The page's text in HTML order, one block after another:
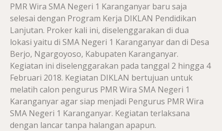
PMR Wira SMA Negeri 1 Karanganyar baru saja
selesai dengan Program Kerja DIKLAN Pendidikan
Lanjutan. Proker kali ini, diselenggarakan di dua
lokasi yaitu di SMA Negeri 1 Karanganyar dan di Desa
Berjo, Ngargoyoso, Kabupaten Karanganyar.
Kegiatan ini diselenggarakan pada tanggal 2 hingga 4
Februari 2018. Kegiatan DIKLAN bertujuan untuk
melatih calon pengurus PMR Wira SMA Negeri 1
Karanganyar agar siap menjadi Pengurus PMR Wira
SMA Negeri 1 Karanganyar. Kegiatan terlaksana
dengan lancar tanpa halangan apapun.